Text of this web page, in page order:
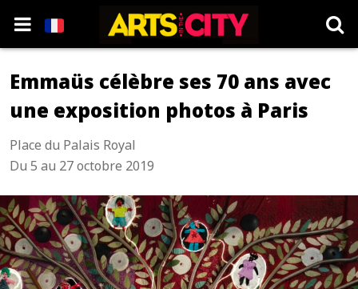
Emmaüs célèbre ses 70 ans avec
une exposition photos à Paris
Place du Palais Royal
Du 5 au 27 octobre 2019